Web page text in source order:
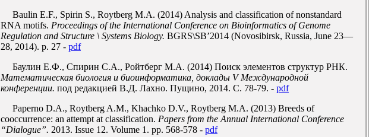
Baulin E.F., Spirin S., Roytberg M.A. (2014) Analysis and classification of nonstandard
RNA motifs. Proceedings of the International Conference on Bioinformatics of Genome
Regulation and Structure \ Systems Biology. BGRS\SB’2014 (Novosibirsk, Russia, June 23—
28, 2014). p. 27 - pdf
Баулин Е.Ф., Спирин С.А., Ройтберг М.А. (2014) Поиск элементов структур РНК.
Математическая биология и биоинформатика, доклады V Международной
конференции. под редакцией В.Д. Лахно. Пущино, 2014. С. 78-79. - pdf
Paperno D.A., Roytberg A.M., Khachko D.V., Roytberg M.A. (2013) Breeds of
cooccurrence: an attempt at classification. Papers from the Annual International Conference
“Dialogue”. 2013. Issue 12. Volume 1. pp. 568-578 - pdf